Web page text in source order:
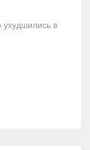
ухудшились в